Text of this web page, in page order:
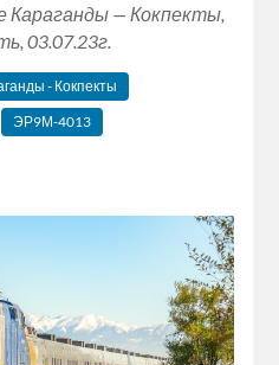
Караганды — Кокпекты,
03.07.23г.
- Кокпекты
ЭР9М-4013